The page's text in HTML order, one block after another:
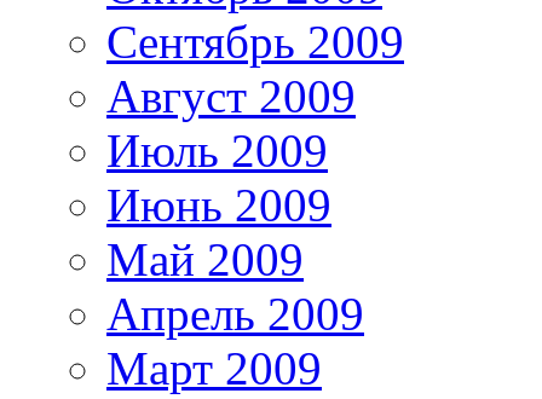
Сентябрь 2009
Август 2009
Июль 2009
Июнь 2009
Май 2009
Апрель 2009
Март 2009